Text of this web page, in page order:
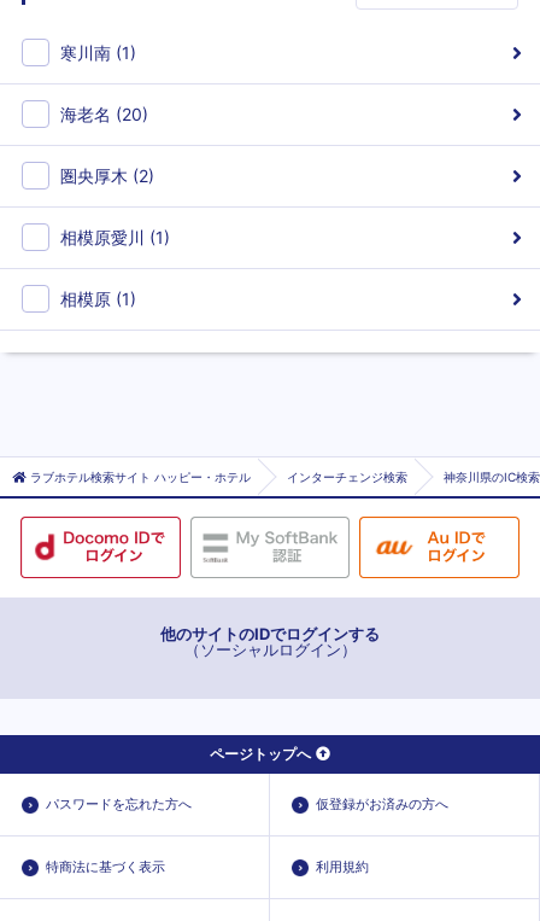
寒川南 (1)
海老名 (20)
圏央厚木 (2)
相模原愛川 (1)
相模原 (1)
ラブホテル検索サイト ハッピー・ホテル インターチェンジ検索 神奈川県のIC検索
他のサイトのIDでログインする
（ソーシャルログイン）
ページトップへ
パスワードを忘れた方へ 仮登録がお済みの方へ
特商法に基づく表示 利用規約